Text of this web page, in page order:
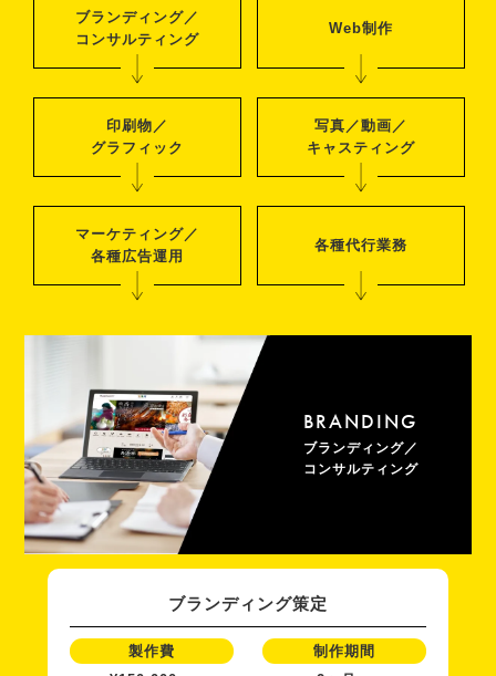
ブランディング／
コンサルティング
Web制作
印刷物／
グラフィック
写真／動画／
キャスティング
マーケティング／
各種広告運用
各種代行業務
BRANDING
ブランディング／
コンサルティング
ブランディング策定
製作費
制作期間